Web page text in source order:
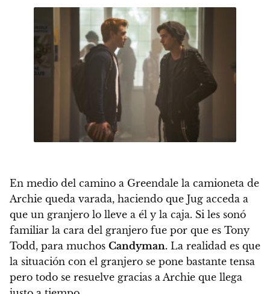
En medio del camino a Greendale la camioneta de
Archie queda varada, haciendo que Jug acceda a
que un granjero lo lleve a él y la caja. Si les sonó
familiar la cara del granjero fue por que es Tony
Todd, para muchos Candyman. La realidad es que
la situación con el granjero se pone bastante tensa
pero todo se resuelve gracias a Archie que llega